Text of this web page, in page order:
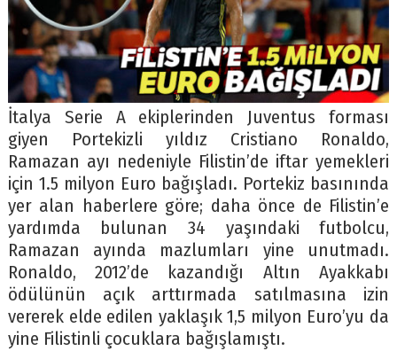
İtalya Serie A ekiplerinden Juventus forması
giyen Portekizli yıldız Cristiano Ronaldo,
Ramazan ayı nedeniyle Filistin’de iftar yemekleri
için 1.5 milyon Euro bağışladı. Portekiz basınında
yer alan haberlere göre; daha önce de Filistin’e
yardımda bulunan 34 yaşındaki futbolcu,
Ramazan ayında mazlumları yine unutmadı.
Ronaldo, 2012’de kazandığı Altın Ayakkabı
ödülünün açık arttırmada satılmasına izin
vererek elde edilen yaklaşık 1,5 milyon Euro’yu da
yine Filistinli çocuklara bağışlamıştı.